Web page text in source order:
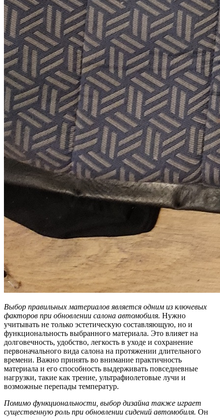
Выбор правильных материалов является одним из ключевых
факторов при обновлении салона автомобиля. Нужно
учитывать не только эстетическую составляющую, но и
функциональность выбранного материала. Это влияет на
долговечность, удобство, легкость в уходе и сохранение
первоначального вида салона на протяжении длительного
времени. Важно принять во внимание практичность
материала и его способность выдерживать повседневные
нагрузки, такие как трение, ультрафиолетовые лучи и
возможные перепады температур.
Помимо функциональности, выбор дизайна также играет
существенную роль при обновлении сидений автомобиля. Он